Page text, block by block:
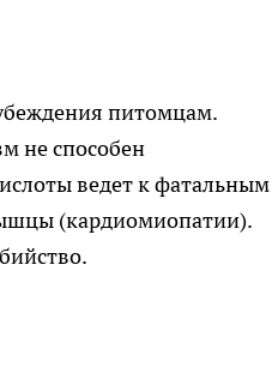
питомцам.
не способен
ведет к фатальным
(кардиомиопатии).